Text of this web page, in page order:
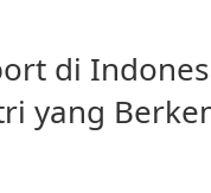
di
yang